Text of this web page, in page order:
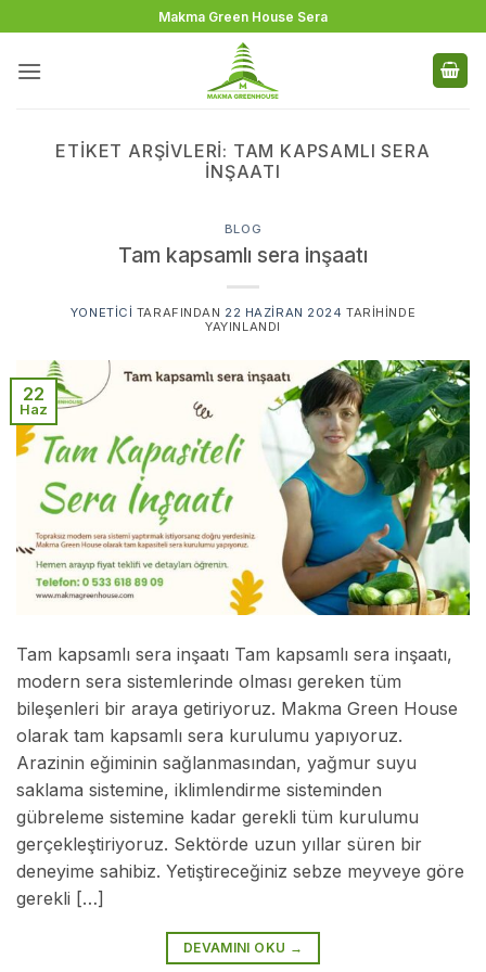
atla
Makma Green House Sera
ETIKET ARŞIVLERI: TAM KAPSAMLI SERA
INŞAATI
BLOG
Tam kapsamlı sera inşaatı
YONETICI TARAFINDAN 22 HAZIRAN 2024 TARIHINDE
YAYINLANDI
22
Haz
Tam kapsamlı sera inşaatı Tam kapsamlı sera inşaatı,
modern sera sistemlerinde olması gereken tüm
bileşenleri bir araya getiriyoruz. Makma Green House
olarak tam kapsamlı sera kurulumu yapıyoruz.
Arazinin eğiminin sağlanmasından, yağmur suyu
saklama sistemine, iklimlendirme sisteminden
gübreleme sistemine kadar gerekli tüm kurulumu
gerçekleştiriyoruz. Sektörde uzun yıllar süren bir
deneyime sahibiz. Yetiştireceğiniz sebze meyveye göre
gerekli […]
DEVAMINI OKU →